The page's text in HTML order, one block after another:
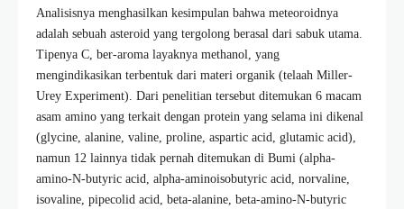
Analisisnya menghasilkan kesimpulan bahwa meteoroidnya
adalah sebuah asteroid yang tergolong berasal dari sabuk utama.
Tipenya C, ber-aroma layaknya methanol, yang
mengindikasikan terbentuk dari materi organik (telaah Miller-
Urey Experiment). Dari penelitian tersebut ditemukan 6 macam
asam amino yang terkait dengan protein yang selama ini dikenal
(glycine, alanine, valine, proline, aspartic acid, glutamic acid),
namun 12 lainnya tidak pernah ditemukan di Bumi (alpha-
amino-N-butyric acid, alpha-aminoisobutyric acid, norvaline,
isovaline, pipecolid acid, beta-alanine, beta-amino-N-butyric